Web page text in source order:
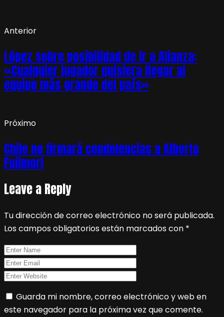
Anterior
López sobre posibilidad de ir a Alianza:
«Cualquier jugador quisiera llegar al
equipo más grande del país»
Próximo
Chile no firmará condolencias a Alberto
Fujimori
Leave a Reply
Tu dirección de correo electrónico no será publicada.
Los campos obligatorios están marcados con *
Guarda mi nombre, correo electrónico y web en
este navegador para la próxima vez que comente.